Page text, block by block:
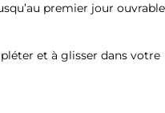
premier jour ouvrable
et à glisser dans votre